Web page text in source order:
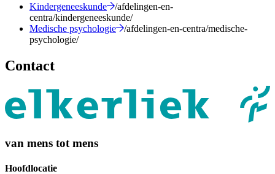
Kindergeneeskunde
/afdelingen-en-
centra/kindergeneeskunde/
Medische psychologie
/afdelingen-en-centra/medische-
psychologie/
Contact
van mens tot mens
Hoofdlocatie